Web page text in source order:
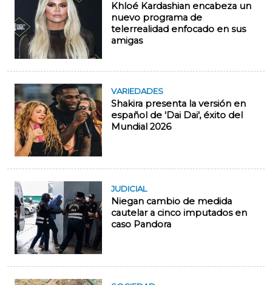
Khloé Kardashian encabeza un
nuevo programa de
telerrealidad enfocado en sus
amigas
VARIEDADES
Shakira presenta la versión en
español de 'Dai Dai', éxito del
Mundial 2026
JUDICIAL
Niegan cambio de medida
cautelar a cinco imputados en
caso Pandora